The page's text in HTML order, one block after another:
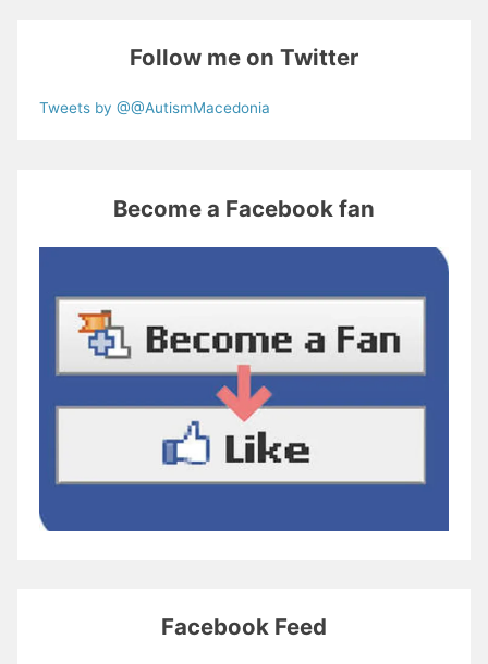
Follow me on Twitter
Tweets by @@AutismMacedonia
Become a Facebook fan
Facebook Feed